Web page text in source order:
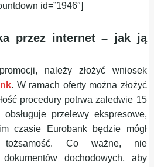
id=”1946″]
przez internet – jak ją
należy złożyć wniosek
. W ramach oferty można złożyć
procedury potrwa zaledwie 15
przelewy ekspresowe,
czasie Eurobank będzie mógł
tożsamość. Co ważne, nie
dochodowych, aby